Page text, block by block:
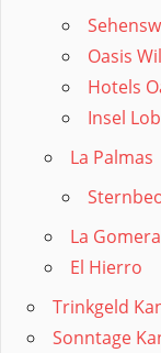
Oasis
Hotels
Insel
La Palmas
La Gomera
El Hierro
Trinkgeld
Sonntage